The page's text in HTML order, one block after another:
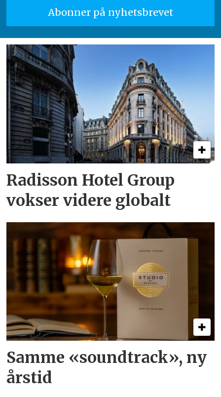
Radisson Hotel Group
vokser videre globalt
Samme «soundtrack», ny
årstid